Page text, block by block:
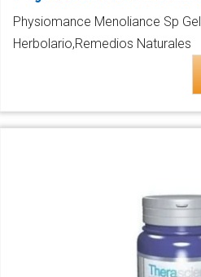
Physiomance Menoliance Sp
Herbolario,Remedios Naturales